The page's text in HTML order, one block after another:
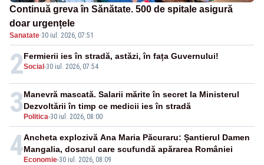
Continuă greva în Sănătate. 500 de spitale asigură
doar urgențele
Sanatate·30 iul. 2026, 07:51
2Social -30 iul. 2026, 07:54
Fermierii ies în stradă, astăzi, în fața Guvernului!
3 Politica-30 iul. 2026, 08:00
Manevră mascată. Salarii mărite în secret la Ministerul
Dezvoltării în timp ce medicii ies în stradă
4 Economie-30 iul. 2026, 08:09
Ancheta explozivă Ana Maria Păcuraru: Șantierul Damen
Mangalia, dosarul care scufundă apărarea României